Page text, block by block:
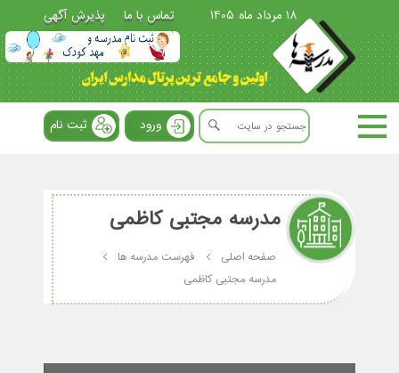
18 مرداد ماه 1405 تماس با ما پذیرش آگهی
ورود ثبت نام
مدرسه مجتبی کاظمی
صفحه اصلی
فهرست مدرسه ها
مدرسه مجتبی کاظمی